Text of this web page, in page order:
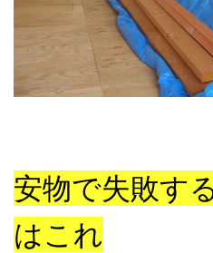
安物で失敗す
はこれ